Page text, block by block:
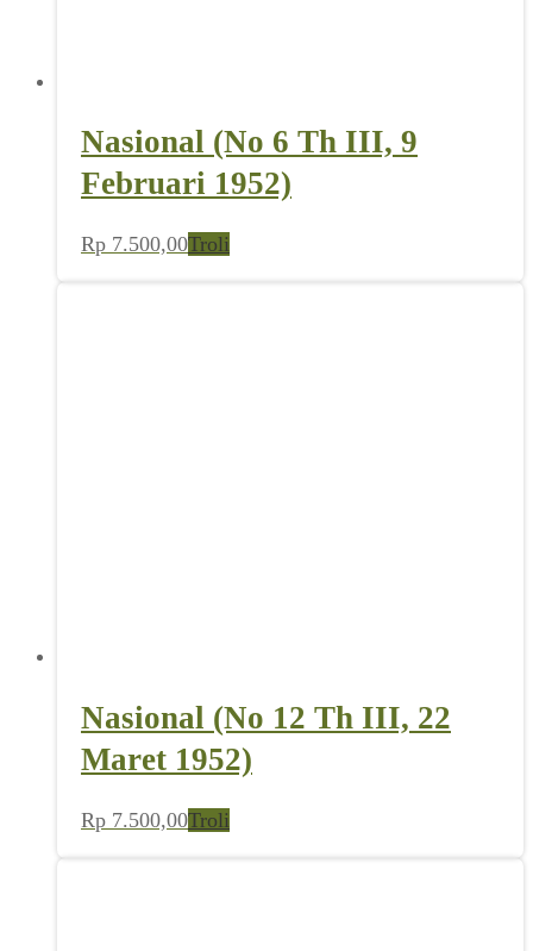
Nasional (No 6 Th III, 9
Februari 1952)
Rp 7.500,00Troli
Nasional (No 12 Th III, 22
Maret 1952)
Rp 7.500,00Troli